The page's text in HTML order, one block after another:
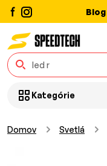
Blog
Kategórie
Domov Svetlá